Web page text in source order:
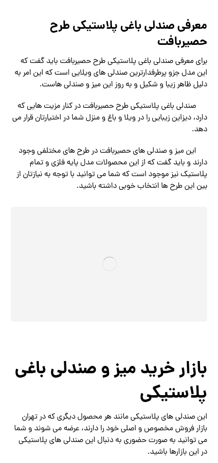
معرفی صندلی باغی پلاستیکی طرح
حصیربافت
برای معرفی صندلی باغی پلاستیکی طرح حصیربافت باید گفت که
این مدل جزو پرطرفدارترین صندلی های ویلایی است که این امر به
دلیل ظاهر زیبا و شکیل و به روز این میز و صندلی هاست.
صندلی باغی پلاستیکی طرح حصیربافت در کنار مزیت هایی که
دارد، دیزاین زیبایی را در ویلا و باغ و منزل شما در اختیارتان قرار می
دهد.
این میز و صندلی های حصیربافت در طرح های مختلفی وجود
دارند و باید گفت که از این محصولات مدل پایه فلزی و تمام
پلاستیک نیز موجود است که شما می توانید با توجه به نیازتان از
بین این طرح ها انتخاب خوبی داشته باشید.
بازار خرید میز و صندلی باغی
پلاستیکی
این صندلی های پلاستیکی مانند هر محصول دیگری که در تهران
بازار فروش مخصوص و اصلی خود را دارند، عرضه می شوند و شما
می توانید به صورت حضوری به دنبال این صندلی های پلاستیکی
در این بازارها باشید.